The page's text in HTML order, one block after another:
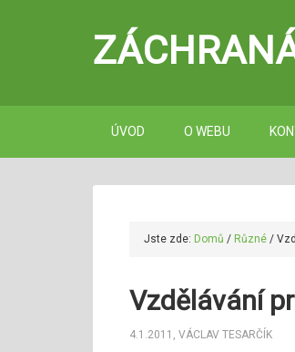
ÚVOD O WEBU
Jste zde: Domů / Různé /
Vzdělávání
4.1.2011 , VÁCLAV TESARČÍK